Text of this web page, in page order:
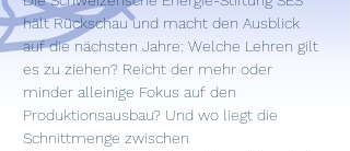
hält Rückschau und macht den Ausblick
auf die nächsten Jahre: Welche Lehren gilt
es zu ziehen? Reicht der mehr oder
minder alleinige Fokus auf den
Produktionsausbau? Und wo liegt die
Schnittmenge zwischen